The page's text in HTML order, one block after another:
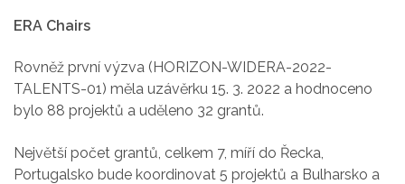
ERA Chairs
Rovněž první výzva (HORIZON-WIDERA-2022-
TALENTS-01) měla uzávěrku 15. 3. 2022 a hodnoceno
bylo 88 projektů a uděleno 32 grantů.
Největší počet grantů, celkem 7, míří do Řecka,
Portugalsko bude koordinovat 5 projektů a Bulharsko a